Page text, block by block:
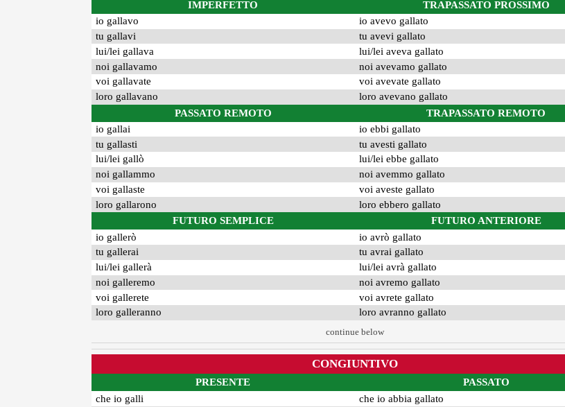
IMPERFETTO
io gallavo
tu gallavi
lui/lei gallava
noi gallavamo
voi gallavate
loro gallavano
PASSATO REMOTO
io gallai
tu gallasti
lui/lei gallò
noi gallammo
voi gallaste
loro gallarono
FUTURO SEMPLICE
io gallerò
tu gallerai
lui/lei gallerà
noi galleremo
voi gallerete
loro galleranno
TRAPASSATO PROSSIMO
io avevo gallato
tu avevi gallato
lui/lei aveva gallato
noi avevamo gallato
voi avevate gallato
loro avevano gallato
TRAPASSATO REMOTO
io ebbi gallato
tu avesti gallato
lui/lei ebbe gallato
noi avemmo gallato
voi aveste gallato
loro ebbero gallato
FUTURO ANTERIORE
io avrò gallato
tu avrai gallato
lui/lei avrà gallato
noi avremo gallato
voi avrete gallato
loro avranno gallato
continue below
CONGIUNTIVO
PRESENTE
che io galli
PASSATO
che io abbia gallato